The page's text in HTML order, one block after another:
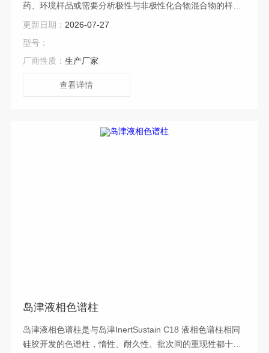
药、环境样品或需要分析极性与非极性化合物混合物的样品
的理想之选。HC-C18（2） 和 TC-C18（2） 是其他高碳载
相色谱柱 是配岛津、安捷伦国内外液相色谱仪ZUI 佳选择
更新日期： 2026-07-27
型号：
厂商性质： 生产厂家
查看详情
岛津液相色谱柱
岛津液相色谱柱是与岛津InertSustain C18 液相色谱柱相同
硅胶开发的色谱柱，惰性、耐久性、批次间的重现性都十分